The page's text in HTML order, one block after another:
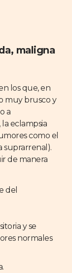
maligna
los que, en
muy brusco y
a
eclampsia
como el
suprarrenal).
de manera
del
y se
normales